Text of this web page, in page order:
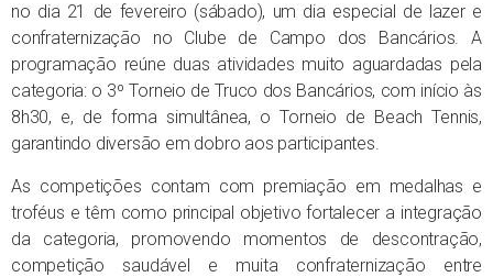
no dia 21 de fevereiro (sábado), um dia especial de lazer e
confraternização no Clube de Campo dos Bancários. A
programação reúne duas atividades muito aguardadas pela
categoria: o 3º Torneio de Truco dos Bancários, com início às
8h30, e, de forma simultânea, o Torneio de Beach Tennis,
garantindo diversão em dobro aos participantes.
As competições contam com premiação em medalhas e
troféus e têm como principal objetivo fortalecer a integração
da categoria, promovendo momentos de descontração,
competição saudável e muita confraternização entre